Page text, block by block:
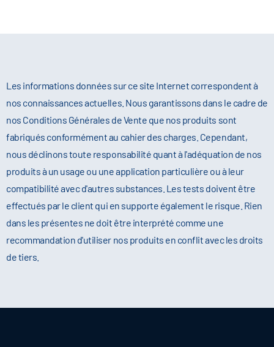
Les informations données sur ce site Internet correspondent à
nos connaissances actuelles. Nous garantissons dans le cadre de
nos Conditions Générales de Vente que nos produits sont
fabriqués conformément au cahier des charges. Cependant,
nous déclinons toute responsabilité quant à l'adéquation de nos
produits à un usage ou une application particulière ou à leur
compatibilité avec d'autres substances. Les tests doivent être
effectués par le client qui en supporte également le risque. Rien
dans les présentes ne doit être interprété comme une
recommandation d'utiliser nos produits en conflit avec les droits
de tiers.